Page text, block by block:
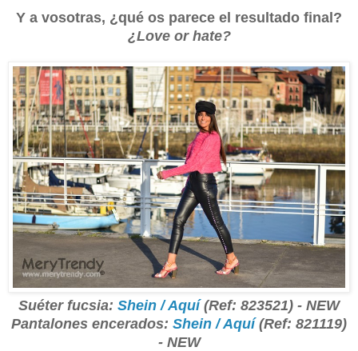
Y a vosotras, ¿qué os parece el resultado final?
¿Love or hate?
Suéter fucsia: Shein / Aquí(Ref: 823521) - NEW
Pantalones encerados: Shein / Aquí(Ref: 821119)
- NEW